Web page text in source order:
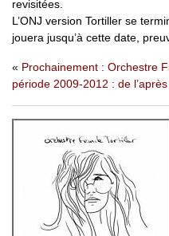
revisitées.
L’ONJ version Tortiller se
jouera jusqu’à cette date,
Prochainement : Orchestre
période 2009-2012 : de